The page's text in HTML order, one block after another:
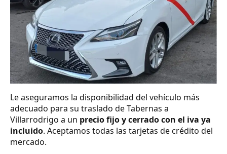
Le aseguramos la disponibilidad del vehículo más
adecuado para su traslado de Tabernas a
Villarrodrigo a un precio fijo y cerrado con el iva ya
incluido. Aceptamos todas las tarjetas de crédito del
mercado.